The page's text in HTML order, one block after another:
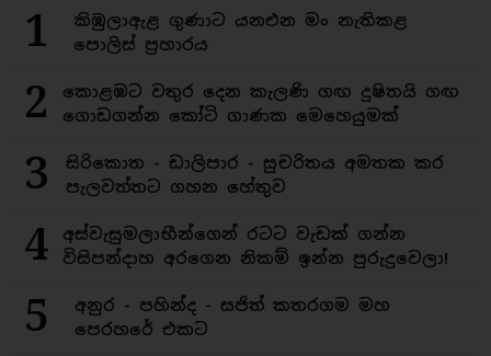
1
කිඹුලාඇළ ගුණාට යනඑන මං නැතිකළ
පොලිස් ප්‍රහාරය
2
කොළඹට වතුර දෙන කැලණි ගඟ දුෂිතයි ගඟ
ගොඩගන්න කෝටි ගාණක මෙහෙයුමක්
3
සිරිකොත - ඩාලිපාර - සුචරිතය අමතක කර
පැලවත්තට ගහන හේතුව
4
අස්වැසුමලාභීන්ගෙන් රටට වැඩක් ගන්න
විසිපන්දාහ අරගෙන නිකම් ඉන්න පුරුදුවෙලා!
5
අනුර - පහින්ද - සජිත් කතරගම මහ
පෙරහරේ එකට